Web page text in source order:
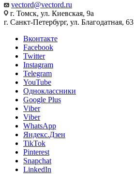
vectord@vectord.ru
г. Томск, ул. Киевская, 9а
г. Санкт-Петербург, ул. Благодатная, 63
Вконтакте
Facebook
Twitter
Instagram
Telegram
YouTube
Одноклассники
Google Plus
Viber
Viber
WhatsApp
Яндекс.Дзен
TikTok
Pinterest
Snapchat
LinkedIn